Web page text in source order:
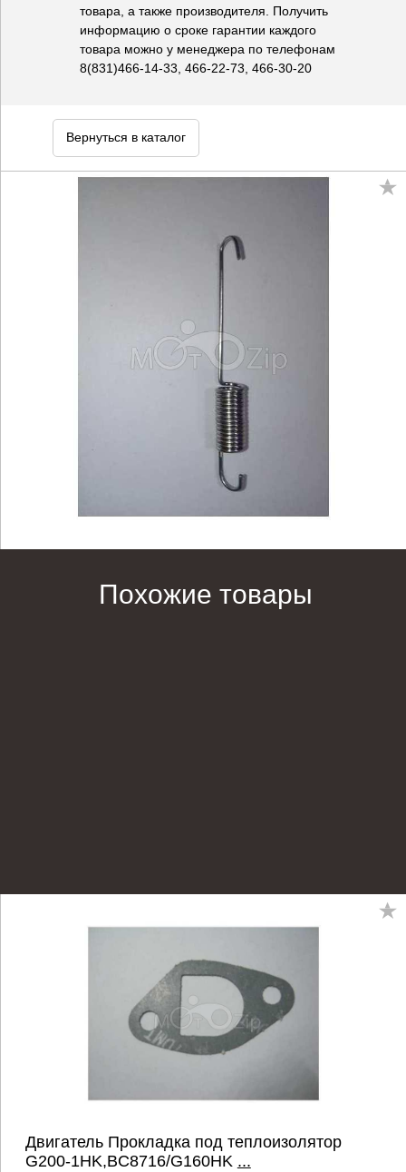
товара, а также производителя. Получить
информацию о сроке гарантии каждого
товара можно у менеджера по телефонам
8(831)466-14-33, 466-22-73, 466-30-20
Вернуться в каталог
Похожие товары
Двигатель Прокладка под теплоизолятор
G200-1HK,BC8716/G160HK ...